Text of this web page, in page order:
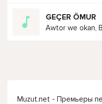
GEÇER ÖMUR
Awtor we okan,
Muzut.net - Премьеры